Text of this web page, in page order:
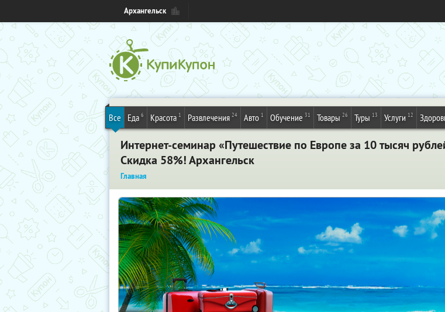
Архангельск
Все Еда 6 Красота 1 Развлечения 24 Авто 1 Обучение 31 Товары 26 Туры 13 Услуги 12
Интернет-семинар «Путешествие по Европе за 10 тысяч
Скидка 58%! Архангельск
Главная